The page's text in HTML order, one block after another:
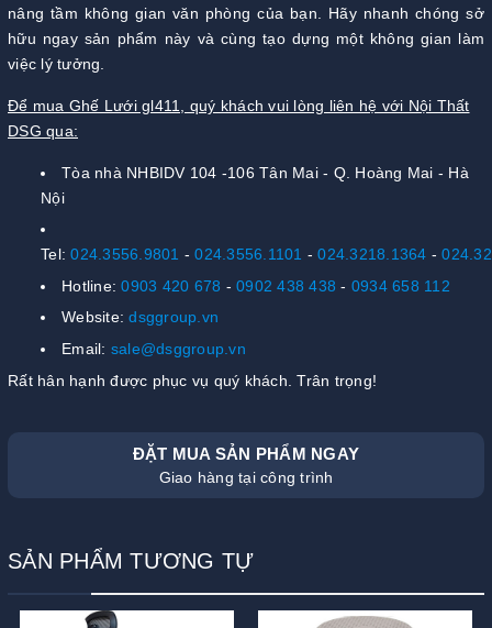
nâng tầm không gian văn phòng của bạn. Hãy nhanh chóng sở
hữu ngay sản phẩm này và cùng tạo dựng một không gian làm
việc lý tưởng.
Để mua Ghế Lưới gl411, quý khách vui lòng liên hệ với Nội Thất
DSG qua:
Tòa nhà NHBIDV 104 -106 Tân Mai - Q. Hoàng Mai - Hà
Nội
Tel:024.3556.9801 -024.3556.1101 -024.3218.1364 -
Hotline:0903 420 678 - 0902 438 438 - 0934 658 112
Website:dsggroup.vn
Email: sale@dsggroup.vn
Rất hân hạnh được phục vụ quý khách. Trân trọng!
ĐẶT MUA SẢN PHẨM NGAY
Giao hàng tại công trình
SẢN PHẨM TƯƠNG TỰ